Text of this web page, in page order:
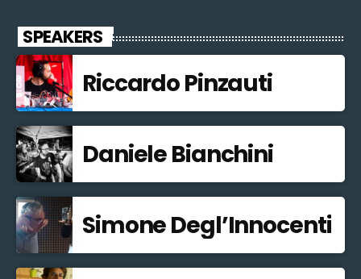
SPEAKERS
Riccardo Pinzauti
Daniele Bianchini
Simone Degl’Innocenti